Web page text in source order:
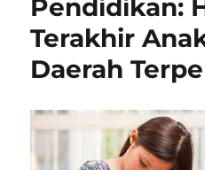
Sekolah:
Mengasah
Logika,
Rasa
Ingin
dan
Kepedulian
pada
Pendidikan:
Terakhir
Daerah